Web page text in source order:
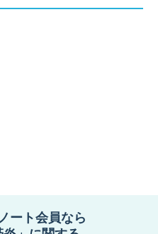
ート会員なら
いです。発症していて